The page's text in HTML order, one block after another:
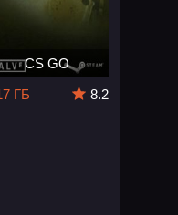
CS GO
ГБ
8.2